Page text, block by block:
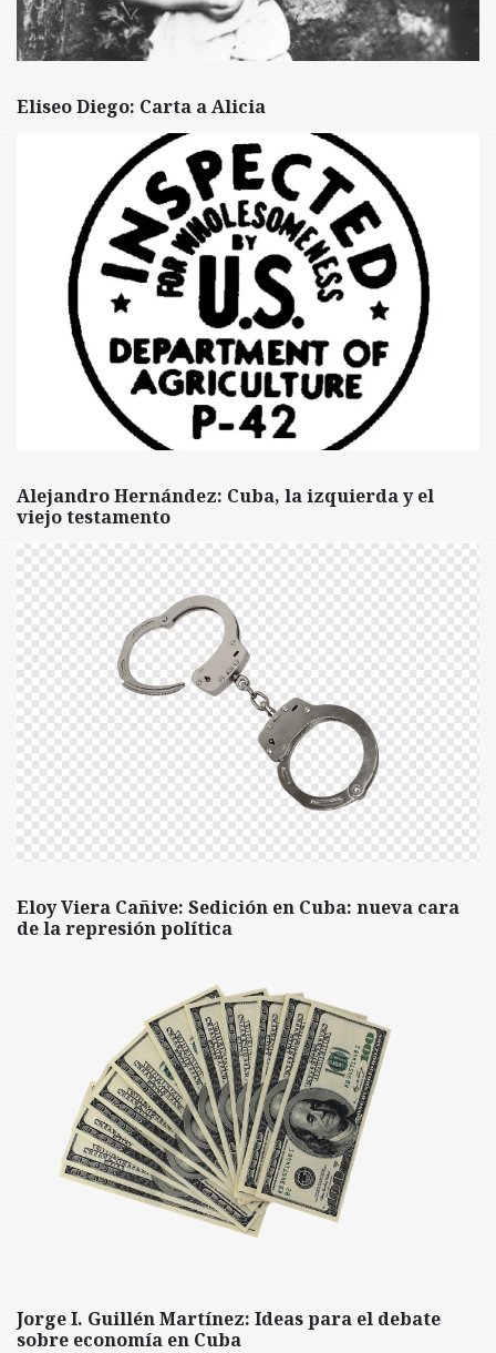
Eliseo Diego: Carta a Alicia
Alejandro Hernández: Cuba, la izquierda y el
viejo testamento
Eloy Viera Cañive: Sedición en Cuba: nueva cara
de la represión política
Jorge I. Guillén Martínez: Ideas para el debate
sobre economía en Cuba